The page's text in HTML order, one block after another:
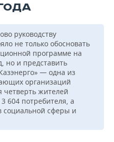
руководству
не только обосновать
программе на
но и представить
— одна из
организаций
жителей
604 потребителя, а
социальной сферы и